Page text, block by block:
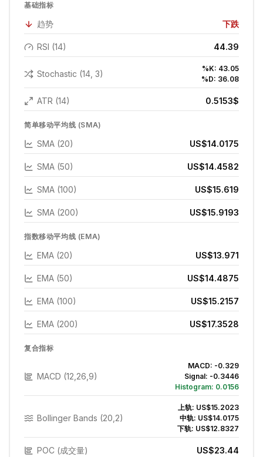
基础指标
趋势 下跌
RSI (14) 44.39
Stochastic (14, 3)
%K: 43.05
%D: 36.08
ATR (14) 0.5153$
简单移动平均线 (SMA)
SMA (20) US$14.0175
SMA (50) US$14.4582
SMA (100) US$15.619
SMA (200) US$15.9193
指数移动平均线 (EMA)
EMA (20) US$13.971
EMA (50) US$14.4875
EMA (100) US$15.2157
EMA (200) US$17.3528
复合指标
MACD (12,26,9)
MACD: -0.329
Signal: -0.3446
Histogram: 0.0156
Bollinger Bands (20,2)
上轨: US$15.2023
中轨: US$14.0175
下轨: US$12.8327
POC (成交量) US$23.44